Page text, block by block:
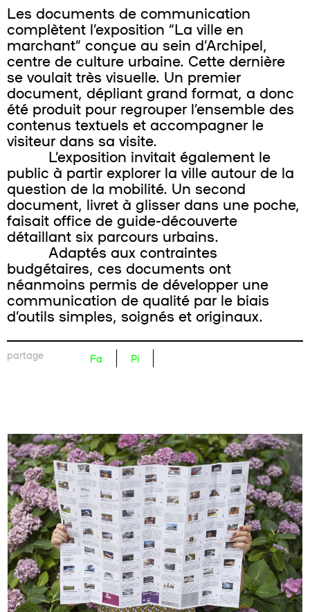
Les documents de communication
complètent l’exposition “La ville en
marchant“ conçue au sein d’Archipel,
centre de culture urbaine. Cette dernière
se voulait très visuelle. Un premier
document, dépliant grand format, a donc
été produit pour regrouper l’ensemble des
contenus textuels et accompagner le
visiteur dans sa visite.
L’exposition invitait également le
public à partir explorer la ville autour de la
question de la mobilité. Un second
document, livret à glisser dans une poche,
faisait office de guide-découverte
détaillant six parcours urbains.
Adaptés aux contraintes
budgétaires, ces documents ont
néanmoins permis de développer une
communication de qualité par le biais
d’outils simples, soignés et originaux.
partage Fa Pi